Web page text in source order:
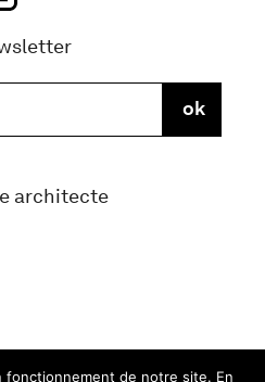
architecte
fonctionnement de notre site. En